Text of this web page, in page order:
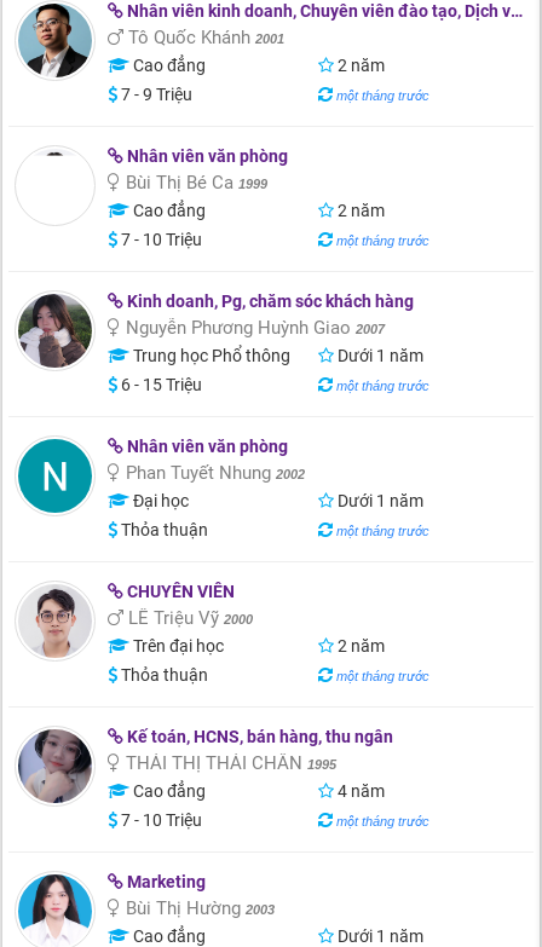
Nhân viên kinh doanh, Chuyên viên đào tạo, Dịch vụ khách hàng
Tô Quốc Khánh 2001
Cao đẳng
2 năm
7 - 9 Triệu
một tháng trước
Nhân viên văn phòng
Bùi Thị Bé Ca 1999
Cao đẳng
2 năm
7 - 10 Triệu
một tháng trước
Kinh doanh, Pg, chăm sóc khách hàng
Nguyễn Phương Huỳnh Giao 2007
Trung học Phổ thông
Dưới 1 năm
6 - 15 Triệu
một tháng trước
Nhân viên văn phòng
Phan Tuyết Nhung 2002
Đại học
Dưới 1 năm
Thỏa thuận
một tháng trước
CHUYÊN VIÊN
LÊ Triệu Vỹ 2000
Trên đại học
2 năm
Thỏa thuận
một tháng trước
Kế toán, HCNS, bán hàng, thu ngân
THÁI THỊ THÁI CHÂN 1995
Cao đẳng
4 năm
7 - 10 Triệu
một tháng trước
Marketing
Bùi Thị Hường 2003
Cao đẳng
Dưới 1 năm